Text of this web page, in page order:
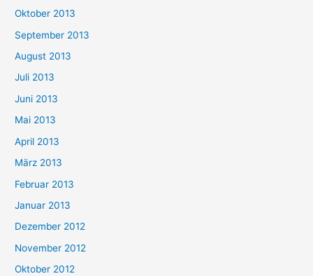
Oktober 2013
September 2013
August 2013
Juli 2013
Juni 2013
Mai 2013
April 2013
März 2013
Februar 2013
Januar 2013
Dezember 2012
November 2012
Oktober 2012